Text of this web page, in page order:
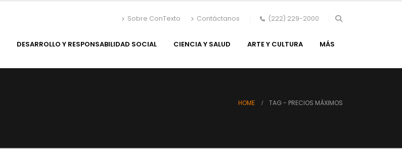
Sobre ConTexto Contáctanos (222) 229-2000
DESARROLLO Y RESPONSABILIDAD SOCIAL CIENCIA Y SALUD ARTE Y CULTURA MÁS
HOME TAG - PRECIOS MÁXIMOS